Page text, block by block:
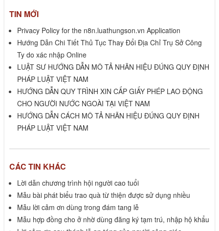
TIN MỚI
Privacy Policy for the n8n.luathungson.vn Application
Hướng Dẫn Chi Tiết Thủ Tục Thay Đổi Địa Chỉ Trụ Sở Công
Ty do xác nhập Online
LUẬT SƯ HƯỚNG DẪN MÔ TẢ NHÃN HIỆU ĐÚNG QUY ĐỊNH
PHÁP LUẬT VIỆT NAM
HƯỚNG DẪN QUY TRÌNH XIN CẤP GIẤY PHÉP LAO ĐỘNG
CHO NGƯỜI NƯỚC NGOÀI TẠI VIỆT NAM
HƯỚNG DẪN CÁCH MÔ TẢ NHÃN HIỆU ĐÚNG QUY ĐỊNH
PHÁP LUẬT VIỆT NAM
CÁC TIN KHÁC
Lời dẫn chương trình hội người cao tuổi
Mẫu bài phát biểu trao quà từ thiện được sử dụng nhiều
Mẫu lời cảm ơn dùng trong đám tang lễ
Mẫu hợp đồng cho ở nhờ dùng đăng ký tạm trú, nhập hộ khẩu